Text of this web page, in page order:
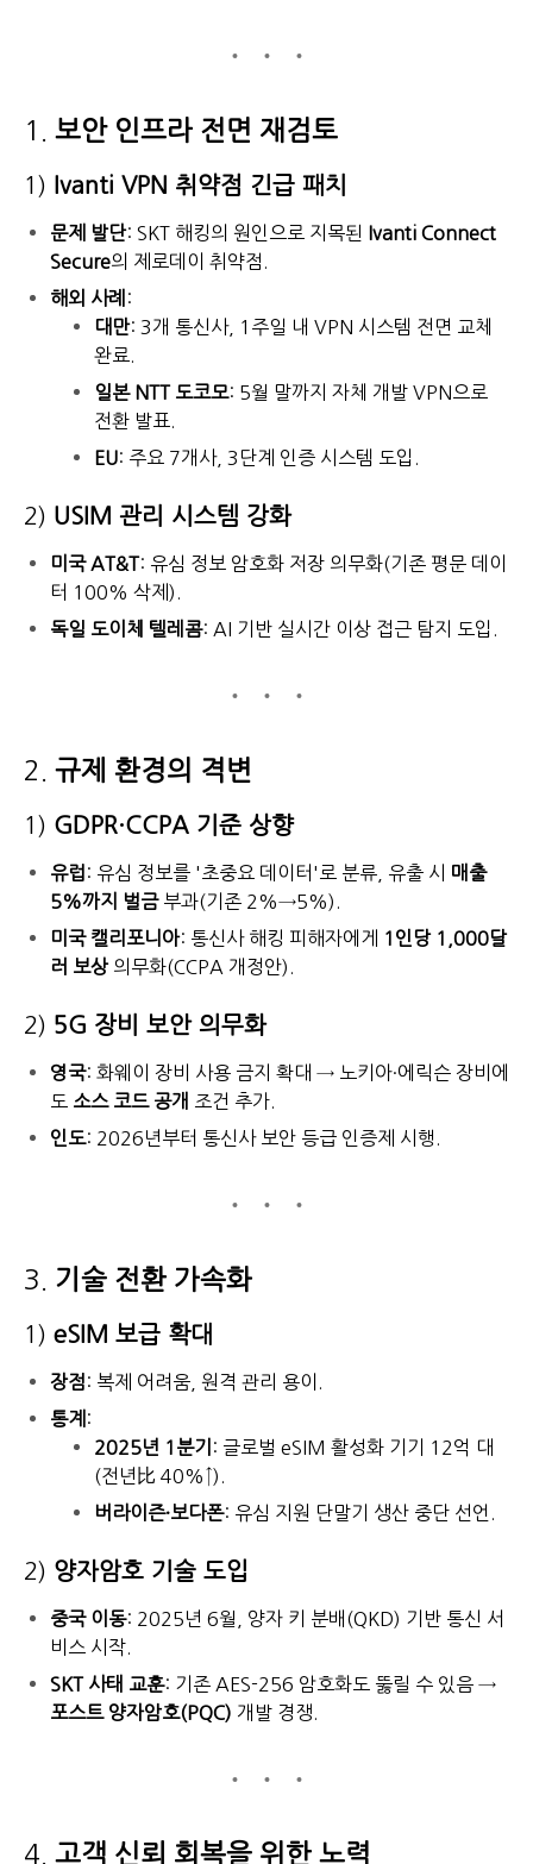
1. 보안 인프라 전면 재검토
1) Ivanti VPN 취약점 긴급 패치
문제 발단: SKT 해킹의 원인으로 지목된
Ivanti Connect
Secure의 제로데이 취약점.
해외 사례 :
대만: 3개 통신사, 1주일 내 VPN 시스템 전면 교체
완료.
일본 NTT 도코모: 5월 말까지 자체 개발 VPN으로
전환 발표.
EU: 주요 7개사, 3단계 인증 시스템 도입.
2) USIM 관리 시스템 강화
미국 AT&T: 유심 정보 암호화 저장 의무화(기존 평문 데이
터 100% 삭제).
독일 도이체 텔레콤: AI 기반 실시간 이상 접근 탐지 도입.
2. 규제 환경의 격변
1) GDPR·CCPA 기준 상향
유럽 : 유심 정보를 '초중요 데이터'로 분류, 유출 시 매출
5%까지 벌금부과(기존 2%→5%).
미국 캘리포니아: 통신사 해킹 피해자에게
1인당 1,000달
러 보상의무화(CCPA 개정안).
2) 5G 장비 보안 의무화
영국: 화웨이 장비 사용 금지 확대 → 노키아·에릭슨 장비에
도 소스 코드 공개 조건 추가.
인도: 2026년부터 통신사 보안 등급 인증제 시행.
3. 기술 전환 가속화
1) eSIM 보급 확대
장점: 복제 어려움, 원격 관리 용이.
통계 :
2025년 1분기 : 글로벌 eSIM 활성화 기기 12억 대
(전년比 40%↑).
버라이즌·보다폰: 유심 지원 단말기 생산 중단 선언.
2) 양자암호 기술 도입
중국 이동: 2025년 6월, 양자 키 분배(QKD) 기반 통신 서
비스 시작.
SKT 사태 교훈: 기존 AES-256 암호화도 뚫릴 수 있음 →
포스트 양자암호(PQC) 개발 경쟁.
4. 고객 신뢰 회복을 위한 노력